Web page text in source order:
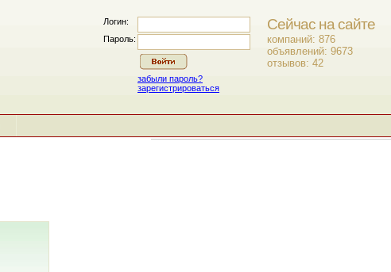
Сейчас на сайте
компаний: 876
объявлений: 9673
отзывов: 42
Логин:
Пароль:
забыли пароль?
зарегистрироваться